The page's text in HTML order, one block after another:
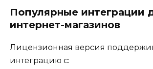
Популярные интеграции
интернет-магазинов
Лицензионная версия
интеграцию с: